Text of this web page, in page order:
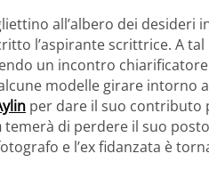
all’albero dei desideri
l’aspirante scrittrice. A tal
un incontro
modelle girare intorno
per dare il suo contributo
temerà di perdere il suo
e l’ex fidanzata è